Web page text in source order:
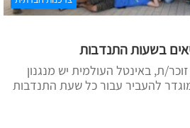
בשעות התנדבות
ת, באינטל העולמית יש מנגנון
להעביר עבור כל שעת התנדבות